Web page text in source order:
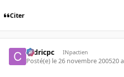
Citer
cedricpc INpactien
Posté(e) le 26 novembre 200520 a